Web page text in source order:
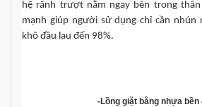
hệ rãnh trượt nằm ngay bên trong
mạnh giúp người sử dụng chỉ cần nhún
khô đầu lau đến 98%.
-Lồng giặt bằng nhựa bền